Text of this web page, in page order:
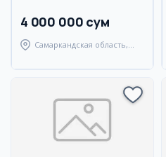
4 000 000 сум
Самаркандская область,